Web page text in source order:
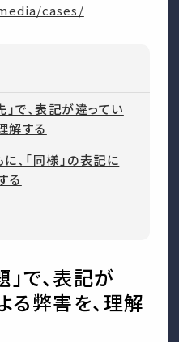
cases/
」で、表記が違ってい
解する
、「同様」の表記に
る
」で、表記が
る弊害を、理解